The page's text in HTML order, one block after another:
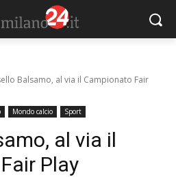
Balsamo, al via il Campionato Fair
Mondo calcio Sport
al via il
Play